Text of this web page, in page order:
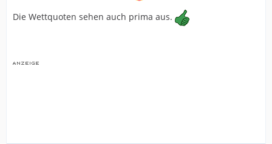
Die Wettquoten sehen auch prima aus.